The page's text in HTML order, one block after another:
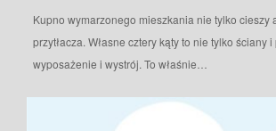
Kupno wymarzonego mieszkania nie tylko cieszy
przytłacza. Własne cztery kąty to nie tylko ściany i
wyposażenie i wystrój. To właśnie…